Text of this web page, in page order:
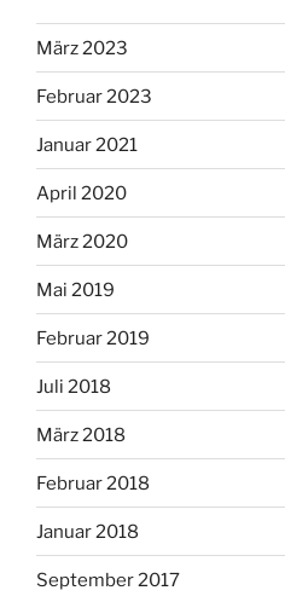
März 2023
Februar 2023
Januar 2021
April 2020
März 2020
Mai 2019
Februar 2019
Juli 2018
März 2018
Februar 2018
Januar 2018
September 2017